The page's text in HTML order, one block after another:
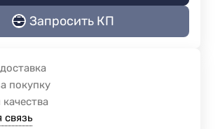
Запросить КП
покупку
связь